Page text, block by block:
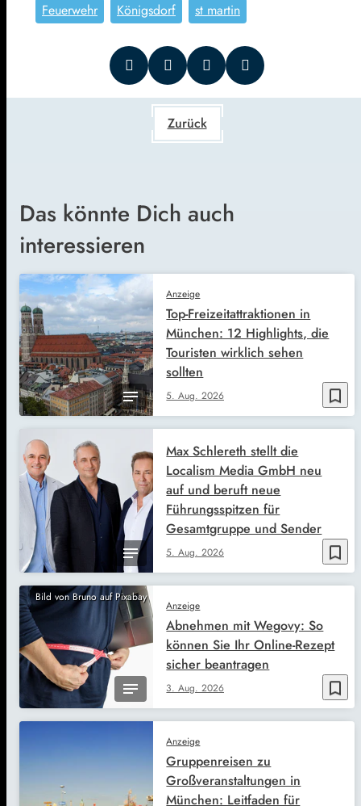
Feuerwehr Königsdorf st martin
Zurück
Das könnte Dich auch
interessieren
bookmark_border
Anzeige
5. Aug. 2026
Top-Freizeitattraktionen in
München: 12 Highlights, die
Touristen wirklich sehen
sollten
bookmark_border
5. Aug. 2026
Max Schlereth stellt die
Localism Media GmbH neu
auf und beruft neue
Führungsspitzen für
Gesamtgruppe und Sender
Bild von Bruno auf Pixabay
bookmark_border
Anzeige
3. Aug. 2026
Abnehmen mit Wegovy: So
können Sie Ihr Online-Rezept
sicher beantragen
Anzeige
Gruppenreisen zu
Großveranstaltungen in
München: Leitfaden für